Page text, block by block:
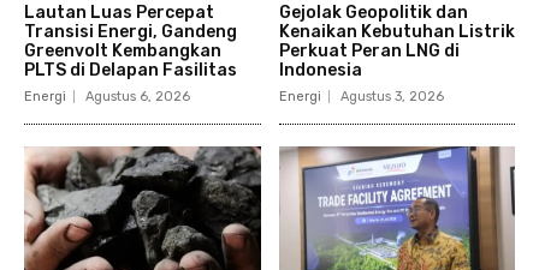
Lautan Luas Percepat
Transisi Energi, Gandeng
Greenvolt Kembangkan
PLTS di Delapan Fasilitas
Energi Agustus 6, 2026
Gejolak Geopolitik dan
Kenaikan Kebutuhan Listrik
Perkuat Peran LNG di
Indonesia
Energi Agustus 3, 2026